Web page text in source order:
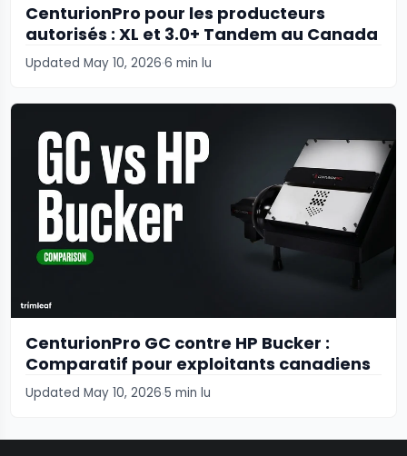
CenturionPro pour les producteurs
autorisés : XL et 3.0+ Tandem au Canada
Updated May 10, 20266 min lu
CenturionPro GC contre HP Bucker :
Comparatif pour exploitants canadiens
Updated May 10, 20265 min lu